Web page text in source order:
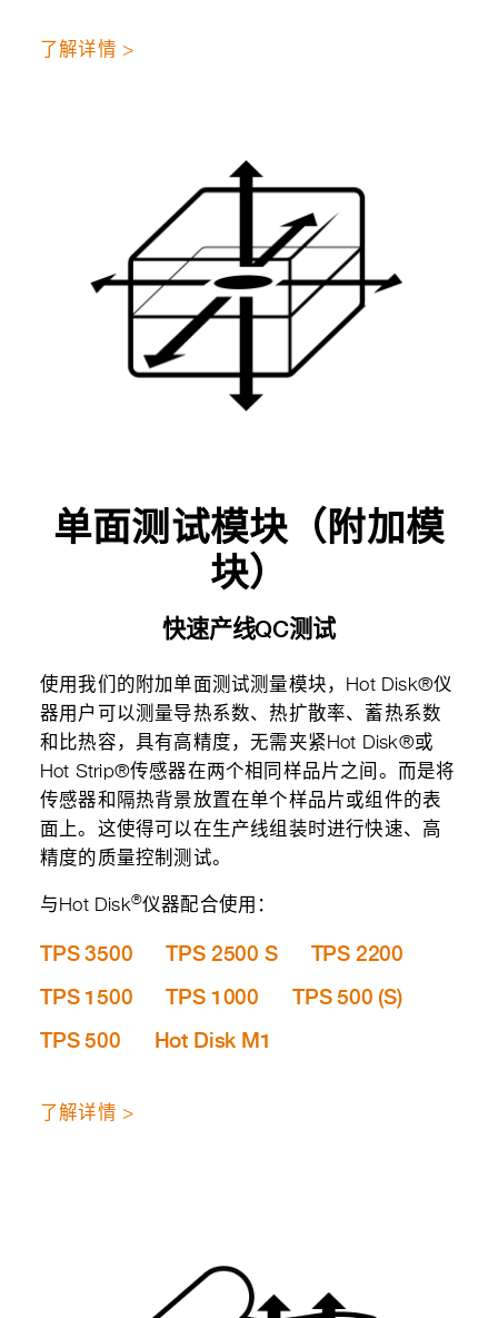
了解详情 >
单面测试模块（附加模
块）
快速产线QC测试
使用我们的附加单面测试测量模块，Hot Disk®仪
器用户可以测量导热系数、热扩散率、蓄热系数
和比热容，具有高精度，无需夹紧Hot Disk®或
Hot Strip®传感器在两个相同样品片之间。而是将
传感器和隔热背景放置在单个样品片或组件的表
面上。这使得可以在生产线组装时进行快速、高
精度的质量控制测试。
与Hot Disk®仪器配合使用：
TPS 3500 TPS 2500 S
TPS 2200
TPS 1500
TPS 1000
TPS 500 (S)
TPS 500
Hot Disk M1
了解详情 >